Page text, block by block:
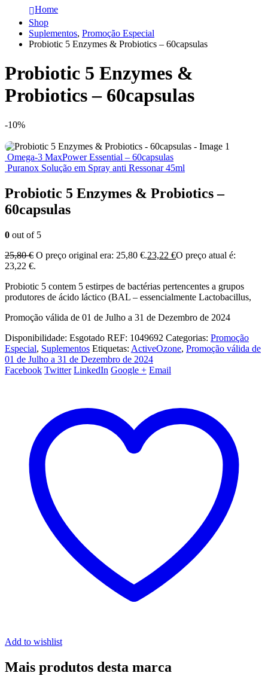
Home
Shop
Suplementos, Promoção Especial
Probiotic 5 Enzymes & Probiotics – 60capsulas
Probiotic 5 Enzymes &
Probiotics – 60capsulas
-10%
Omega-3 MaxPower Essential – 60capsulas
Puranox Solução em Spray anti Ressonar 45ml
Probiotic 5 Enzymes & Probiotics –
60capsulas
0 out of 5
25,80€ O preço original era: 25,80 €.23,22 €O preço atual é:
23,22 €.
Probiotic 5 contem 5 estirpes de bactérias pertencentes a grupos
produtores de ácido láctico (BAL – essencialmente Lactobacillus,
Promoção válida de 01 de Julho a 31 de Dezembro de 2024
Disponibilidade: Esgotado REF: 1049692 Categorias: Promoção
Especial, Suplementos Etiquetas: ActiveOzone, Promoção válida de
01 de Julho a 31 de Dezembro de 2024
Facebook Twitter LinkedIn Google + Email
Add to wishlist
Mais produtos desta marca